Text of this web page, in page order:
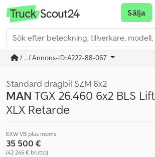
Sälja
/ ... / Annons-ID: A222-88-067
Standard dragbil SZM 6x2
MANTGX 26.460 6x2 BLS
XLX Retarde
EXW VB plus moms
35 500 €
(42 245 € brutto)